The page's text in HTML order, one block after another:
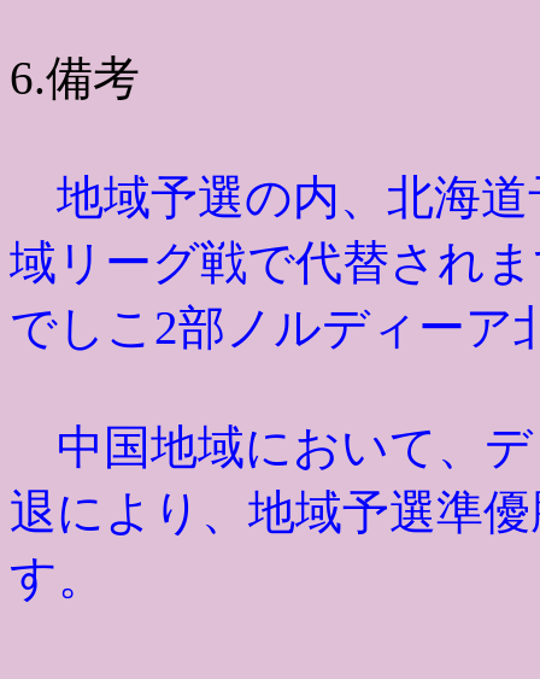
6.備考
地域予選の内、北海道
域リーグ戦で代替され
でしこ2部ノルディーア
中国地域において、
退により、 地域予選準
す。